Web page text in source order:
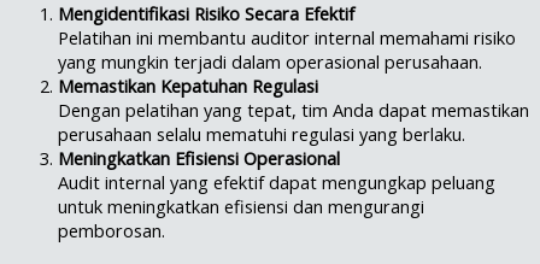
Mengidentifikasi Risiko Secara Efektif
Pelatihan ini membantu auditor internal memahami risiko
yang mungkin terjadi dalam operasional perusahaan.
Memastikan Kepatuhan Regulasi
Dengan pelatihan yang tepat, tim Anda dapat memastikan
perusahaan selalu mematuhi regulasi yang berlaku.
Meningkatkan Efisiensi Operasional
Audit internal yang efektif dapat mengungkap peluang
untuk meningkatkan efisiensi dan mengurangi
pemborosan.